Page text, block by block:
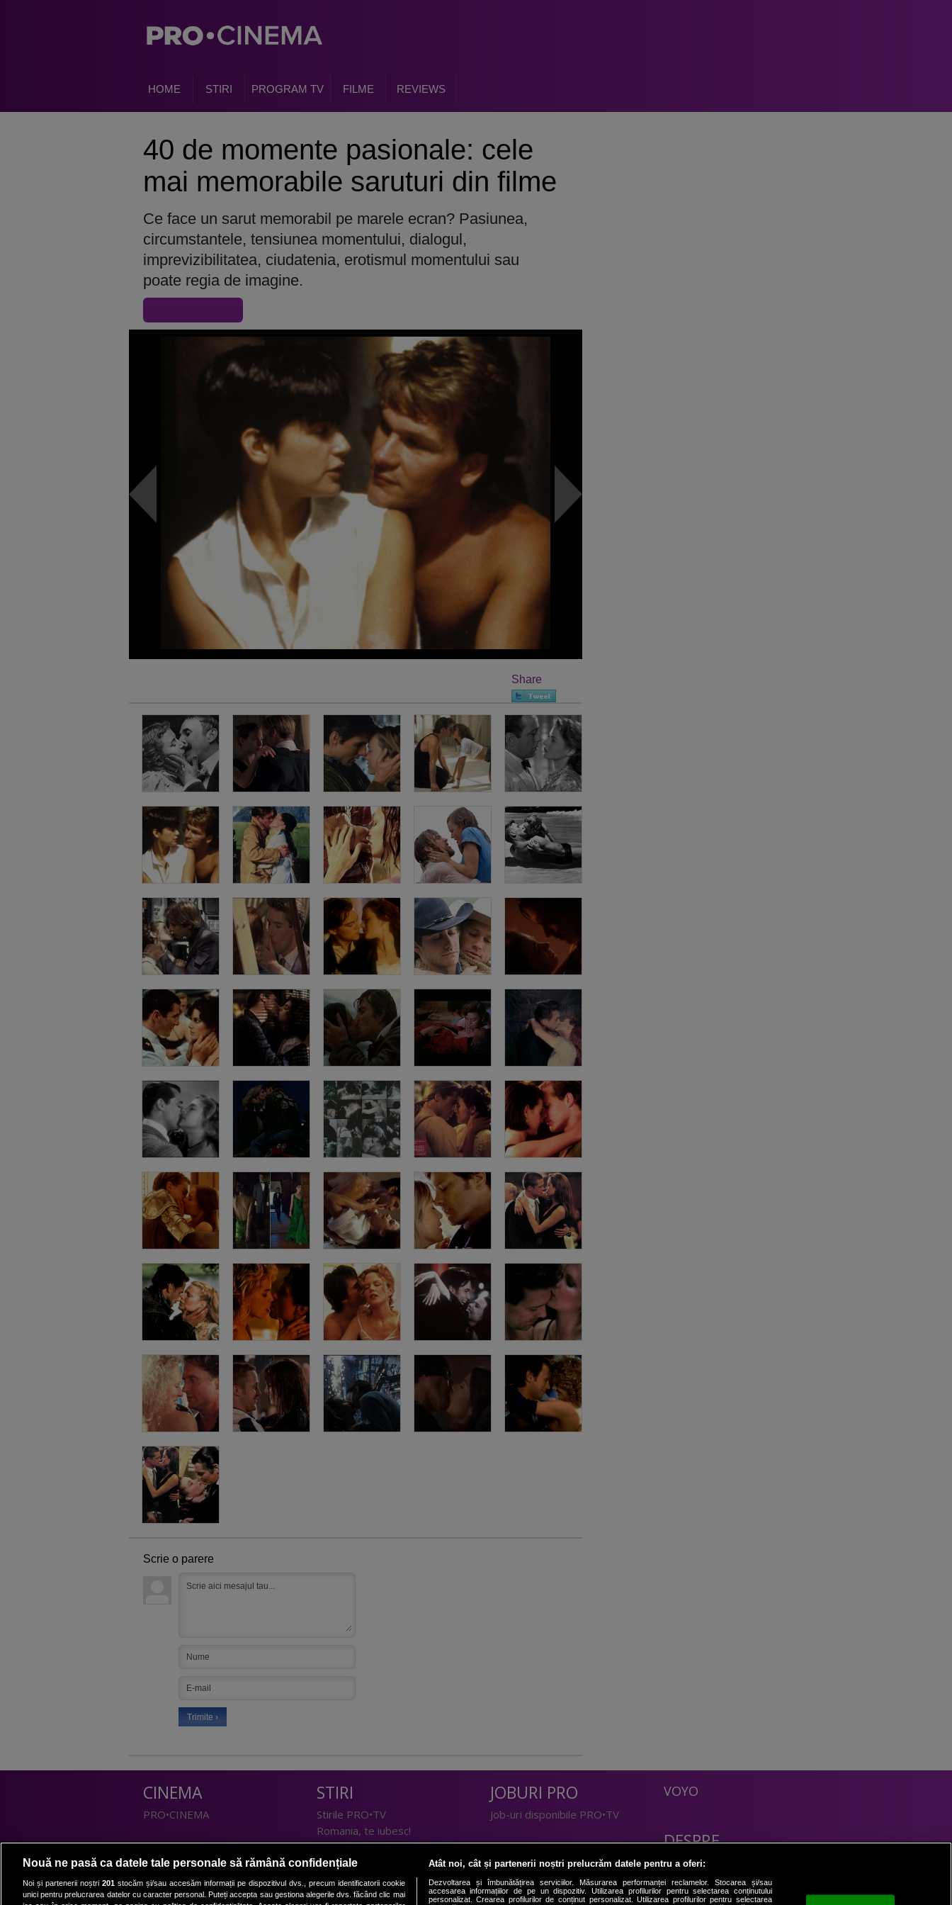
HOME STIRI PROGRAM TV FILME REVIEWS
40 de momente pasionale: cele
mai memorabile saruturi din filme
Ce face un sarut memorabil pe marele ecran? Pasiunea,
circumstantele, tensiunea momentului, dialogul,
imprevizibilitatea, ciudatenia, erotismul momentului sau
poate regia de imagine.
Share
Scrie o parere
CINEMA
PRO•CINEMA
DIVERTISMENT
PRO•TV
Romanii au talent
STIRI
Stirile PRO•TV
Romania, te iubesc!
TEHNOLOGIE
I Like IT
JOBURI PRO
Job-uri disponibile PRO•TV
LIFESTYLE
Doctor de Bine
Acasă
VOYO
DESPRE
Politica Confidentialitate
Contact
Nouă ne pasă ca datele tale personale să rămână confidențiale
Noi și partenerii noștri 201stocăm și/sau accesăm informații pe dispozitivul dvs., precum identificatorii cookie
unici pentru prelucrarea datelor cu caracter personal. Puteți accepta sau gestiona alegerile dvs. făcând clic mai
Atât noi, cât și partenerii noștri prelucrăm datele pentru a oferi:
Dezvoltarea și îmbunătățirea serviciilor. Măsurarea performanței reclamelor. Stocarea și/sau
accesarea informațiilor de pe un dispozitiv. Utilizarea profilurilor pentru selectarea conținutului
personalizat. Crearea profilurilor de conținut personalizat. Utilizarea profilurilor pentru selectarea